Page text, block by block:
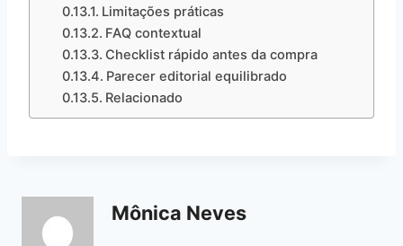
Limitações práticas
FAQ contextual
Checklist rápido antes da compra
Parecer editorial equilibrado
Relacionado
Mônica Neves